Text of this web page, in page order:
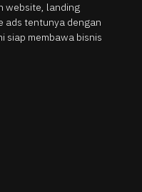
website, landing
ads tentunya dengan
siap membawa bisnis